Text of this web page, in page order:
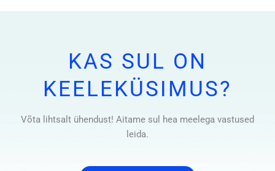
KAS SUL ON
KEELEKÜSIMUS?
Võta lihtsalt ühendust! Aitame sul hea meelega vastused
leida.